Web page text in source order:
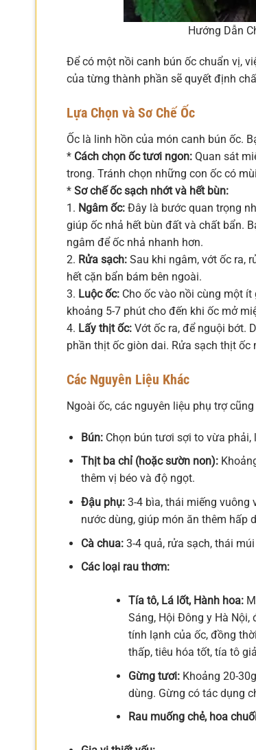
Hướng Dẫn
Để có một nồi canh bún ốc chuẩn vị,
của từng thành phần sẽ quyết định
Lựa Chọn và Sơ Chế Ốc
Ốc là linh hồn của món canh bún ốc.
* Cách chọn ốc tươi ngon: Quan sát
trong. Tránh chọn những con ốc có
* Sơ chế ốc sạch nhớt và hết bùn:
1. Ngâm ốc: Đây là bước quan trọng
giúp ốc nhả hết bùn đất và chất bẩn.
ngâm để ốc nhả nhanh hơn.
2. Rửa sạch: Sau khi ngâm, vớt ốc ra,
hết cặn bẩn bám bên ngoài.
3. Luộc ốc: Cho ốc vào nồi cùng một
khoảng 5-7 phút cho đến khi ốc mở
4. Lấy thịt ốc: Vớt ốc ra, để nguội bớt.
phần thịt ốc giòn dai. Rửa sạch thịt
Các Nguyên Liệu Khác
Ngoài ốc, các nguyên liệu phụ trợ
Bún:Chọn bún tươi sợi to vừa phải,
Thịt ba chỉ (hoặc sườn non):
thêm vị béo và độ ngọt.
Đậu phụ:3-4 bìa, thái miếng vuông
nước dùng, giúp món ăn thêm hấp
Cà chua:3-4 quả, rửa sạch, thái
Các loại rau thơm:
Tía tô, Lá lốt, Hành hoa:
Sáng, Hội Đông y Hà
tính lạnh của ốc, đồng
thấp, tiêu hóa tốt, tía tô
Gừng tươi:Khoảng 20-
dùng. Gừng có tác dụng
Rau muống chẻ, hoa